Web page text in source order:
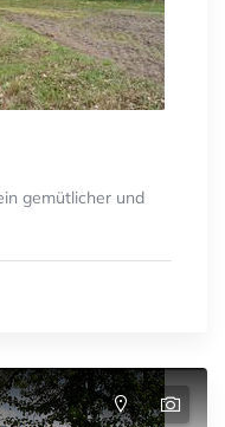
gemütlicher und